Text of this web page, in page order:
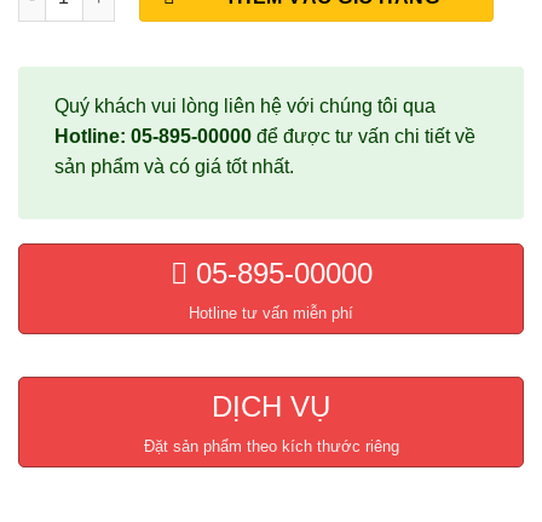
Quý khách vui lòng liên hệ với chúng tôi qua
Hotline: 05-895-00000 để được tư vấn chi tiết về
sản phẩm và có giá tốt nhất.
05-895-00000
Hotline tư vấn miễn phí
DỊCH VỤ
Đặt sản phẩm theo kích thước riêng